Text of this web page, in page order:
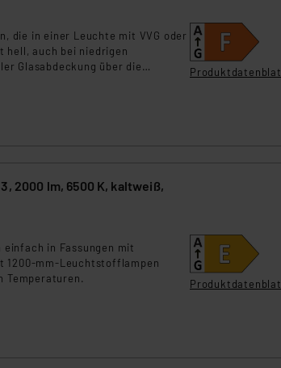
Risiko, dass US-Behörden personenbezogene
Klagemöglichkeiten für Europäer bestehen.
der Europäischen
die in einer Leuchte mit VVG oder
hell, auch bei niedrigen
Glasabdeckung über die
2000 lm, 6500 K, kaltweiß,
einfach in Fassungen mit
1200-mm-Leuchtstofflampen
Temperaturen.